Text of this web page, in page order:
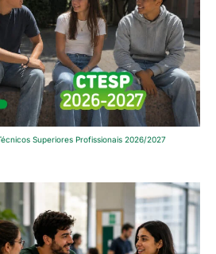
Superiores Profissionais 2026/2027